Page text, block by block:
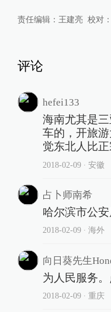
责任编辑： 王建亮 校对：
评论
hefei133
海南尤其是
车的，开旅
觉东北人比
2018-02-09∙ 安徽
占卜师南希
哈尔滨市公
2018-02-09∙ 海外
向日葵先生
为人民服务
2018-02-09∙ 重庆